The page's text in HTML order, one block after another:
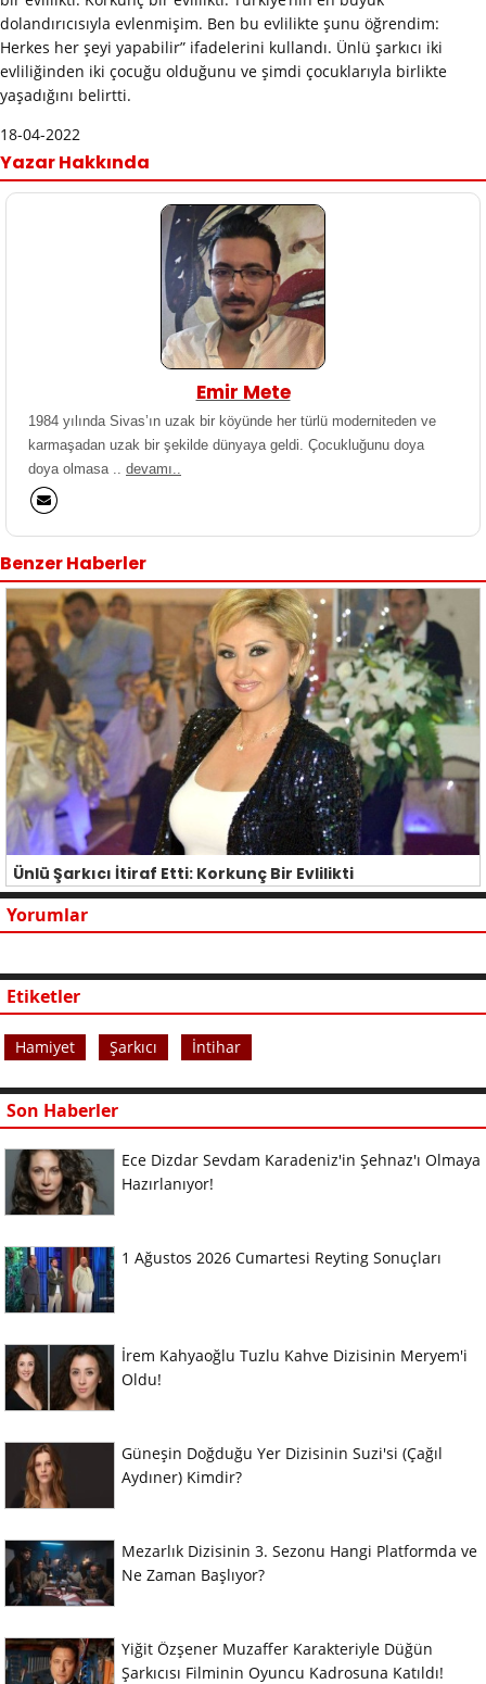
dolandırıcısıyla evlenmişim. Ben bu evlilikte şunu öğrendim:
Herkes her şeyi yapabilir” ifadelerini kullandı. Ünlü şarkıcı iki
evliliğinden iki çocuğu olduğunu ve şimdi çocuklarıyla birlikte
yaşadığını belirtti.
18-04-2022
Yazar Hakkında
Emir Mete
1984 yılında Sivas’ın uzak bir köyünde her türlü moderniteden ve
karmaşadan uzak bir şekilde dünyaya geldi. Çocukluğunu doya
doya olmasa .. devamı..
Benzer Haberler
Ünlü Şarkıcı İtiraf Etti: Korkunç Bir Evlilikti
Yorumlar
Etiketler
Hamiyet Şarkıcı İntihar
Son Haberler
Ece Dizdar Sevdam Karadeniz'in Şehnaz'ı Olmaya
Hazırlanıyor!
1 Ağustos 2026 Cumartesi Reyting Sonuçları
İrem Kahyaoğlu Tuzlu Kahve Dizisinin Meryem'i
Oldu!
Güneşin Doğduğu Yer Dizisinin Suzi'si (Çağıl
Aydıner) Kimdir?
Mezarlık Dizisinin 3. Sezonu Hangi Platformda ve
Ne Zaman Başlıyor?
Yiğit Özşener Muzaffer Karakteriyle Düğün
Şarkıcısı Filminin Oyuncu Kadrosuna Katıldı!